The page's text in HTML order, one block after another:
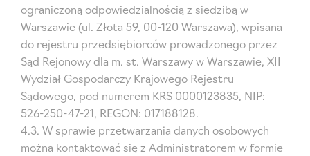
ograniczoną odpowiedzialnością z siedzibą w
Warszawie (ul. Złota 59, 00-120 Warszawa), wpisana
do rejestru przedsiębiorców prowadzonego przez
Sąd Rejonowy dla m. st. Warszawy w Warszawie, XII
Wydział Gospodarczy Krajowego Rejestru
Sądowego, pod numerem KRS 0000123835, NIP:
526-250-47-21, REGON: 017188128.
4.3. W sprawie przetwarzania danych osobowych
można kontaktować się z Administratorem w formie